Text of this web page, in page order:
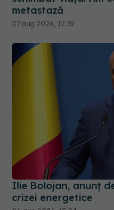
Ilie Bolojan, anunț
crizei energetice
06 aug 2026, 15:24